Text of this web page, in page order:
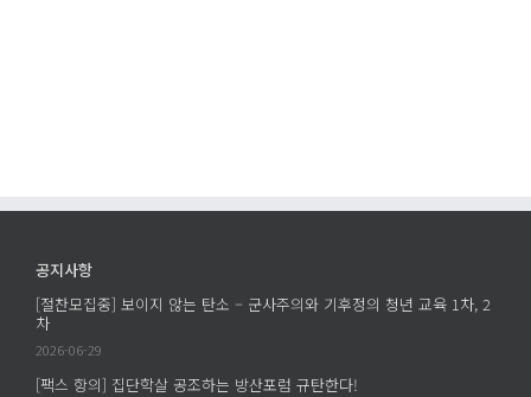
공지사항
[절찬모집중] 보이지 않는 탄소 – 군사주의와 기후정의 청년 교육 1차, 2
차
2026-06-29
[팩스 항의] 집단학살 공조하는 방산포럼 규탄한다!